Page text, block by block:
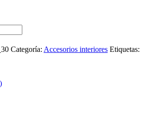
Categoría: Accesorios interiores Etiquetas: